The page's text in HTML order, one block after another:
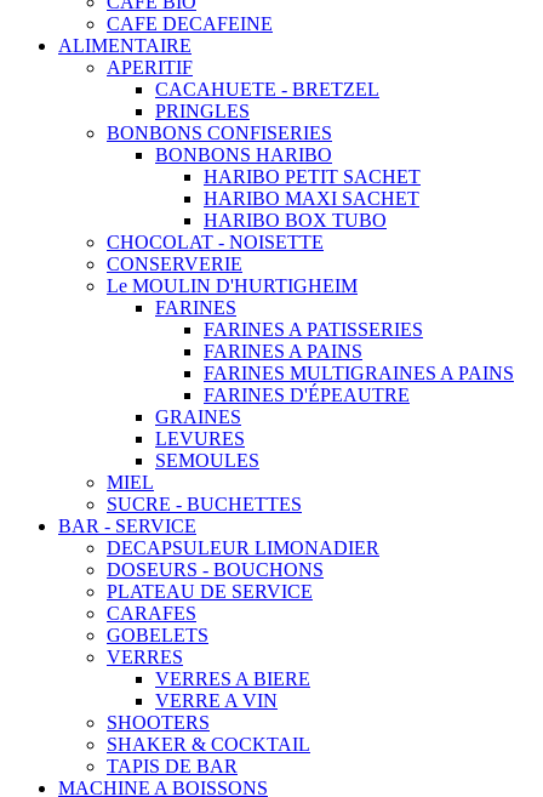
CAFE DECAFEINE
ALIMENTAIRE
APERITIF
CACAHUETE - BRETZEL
PRINGLES
BONBONS CONFISERIES
BONBONS HARIBO
HARIBO PETIT SACHET
HARIBO MAXI SACHET
HARIBO BOX TUBO
CHOCOLAT - NOISETTE
CONSERVERIE
Le MOULIN D'HURTIGHEIM
FARINES
FARINES A PATISSERIES
FARINES A PAINS
FARINES MULTIGRAINES A PAINS
FARINES D'ÉPEAUTRE
GRAINES
LEVURES
SEMOULES
MIEL
SUCRE - BUCHETTES
BAR - SERVICE
DECAPSULEUR LIMONADIER
DOSEURS - BOUCHONS
PLATEAU DE SERVICE
CARAFES
GOBELETS
VERRES
VERRES A BIERE
VERRE A VIN
SHOOTERS
SHAKER & COCKTAIL
TAPIS DE BAR
MACHINE A BOISSONS